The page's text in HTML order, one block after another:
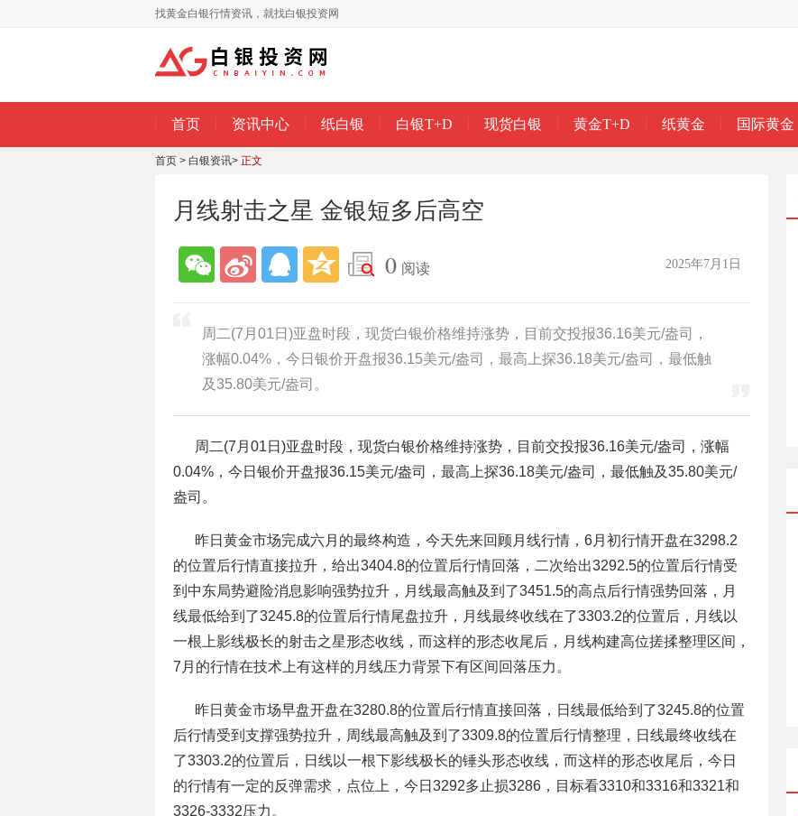
找黄金白银行情资讯，就找白银投资网
首页 资讯中心 纸白银 白银T+D 现货白银 黄金T+D 纸黄金 国际黄金
首页 > 白银资讯> 正文
月线射击之星 金银短多后高空
0 阅读 2025年7月1日
周二(7月01日)亚盘时段，现货白银价格维持涨势，目前交投报36.16美元/盎司，
涨幅0.04%，今日银价开盘报36.15美元/盎司，最高上探36.18美元/盎司，最低触
及35.80美元/盎司。
周二(7月01日)亚盘时段，现货白银价格维持涨势，目前交投报36.16美元/盎司，涨幅
0.04%，今日银价开盘报36.15美元/盎司，最高上探36.18美元/盎司，最低触及35.80美元/
盎司。
昨日黄金市场完成六月的最终构造，今天先来回顾月线行情，6月初行情开盘在3298.2
的位置后行情直接拉升，给出3404.8的位置后行情回落，二次给出3292.5的位置后行情受
到中东局势避险消息影响强势拉升，月线最高触及到了3451.5的高点后行情强势回落，月
线最低给到了3245.8的位置后行情尾盘拉升，月线最终收线在了3303.2的位置后，月线以
一根上影线极长的射击之星形态收线，而这样的形态收尾后，月线构建高位搓揉整理区间，
7月的行情在技术上有这样的月线压力背景下有区间回落压力。
昨日黄金市场早盘开盘在3280.8的位置后行情直接回落，日线最低给到了3245.8的位置
后行情受到支撑强势拉升，周线最高触及到了3309.8的位置后行情整理，日线最终收线在
了3303.2的位置后，日线以一根下影线极长的锤头形态收线，而这样的形态收尾后，今日
的行情有一定的反弹需求，点位上，今日3292多止损3286，目标看3310和3316和3321和
3326-3332压力。